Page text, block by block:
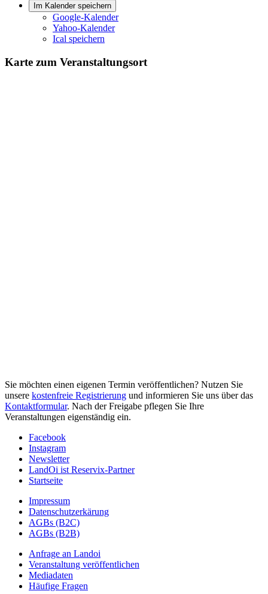
Im Kalender speichern
Google-Kalender
Yahoo-Kalender
Ical speichern
Karte zum Veranstaltungsort
Sie möchten einen eigenen Termin veröffentlichen? Nutzen Sie
unsere kostenfreie Registrierung und informieren Sie uns über das
Kontaktformular. Nach der Freigabe pflegen Sie Ihre
Veranstaltungen eigenständig ein.
Facebook
Instagram
Newsletter
LandOi ist Reservix-Partner
Startseite
Impressum
Datenschutzerkärung
AGBs (B2C)
AGBs (B2B)
Anfrage an Landoi
Veranstaltung veröffentlichen
Mediadaten
Häufige Fragen